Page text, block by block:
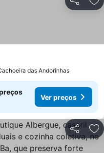
Partilhar
das Andorinhas
Ver preços
Partilhar